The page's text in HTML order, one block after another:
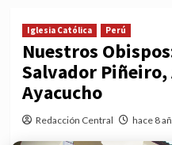
Iglesia Católica Perú
Nuestros
Salvador
Ayacucho
Redacción Central hace 8